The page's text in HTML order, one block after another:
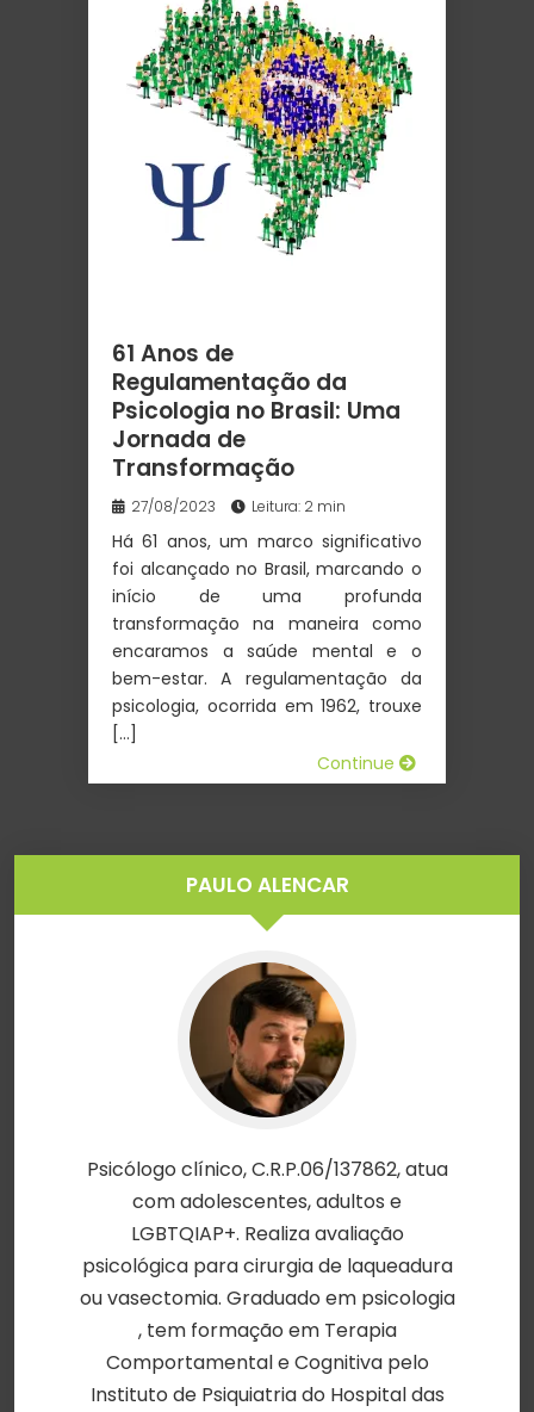
61 Anos de
Regulamentação da
Psicologia no Brasil: Uma
Jornada de
Transformação
27/08/2023 Leitura: 2 min
Há 61 anos, um marco significativo
foi alcançado no Brasil, marcando o
início de uma profunda
transformação na maneira como
encaramos a saúde mental e o
bem-estar. A regulamentação da
psicologia, ocorrida em 1962, trouxe
[…]
Continue
PAULO ALENCAR
Psicólogo clínico, C.R.P.06/137862, atua
com adolescentes, adultos e
LGBTQIAP+. Realiza avaliação
psicológica para cirurgia de laqueadura
ou vasectomia. Graduado em psicologia
, tem formação em Terapia
Comportamental e Cognitiva pelo
Instituto de Psiquiatria do Hospital das